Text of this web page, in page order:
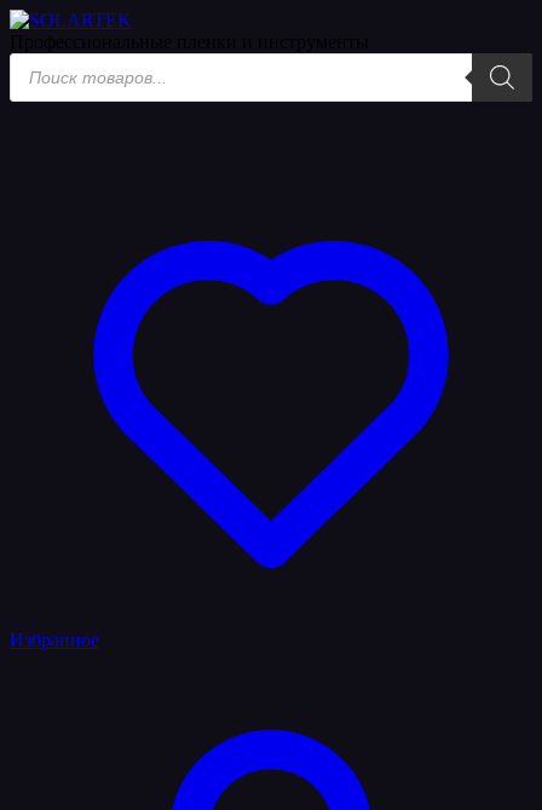
Поиск
товаров
Избранное